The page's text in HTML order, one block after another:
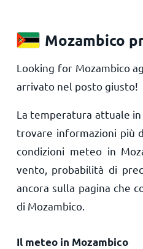
Mozambico
Looking for Mozambico
arrivato nel posto giusto!
La temperatura attuale in
trovare informazioni più
condizioni meteo in
vento, probabilità di
ancora sulla pagina che
di Mozambico.
Il meteo in Mozambico